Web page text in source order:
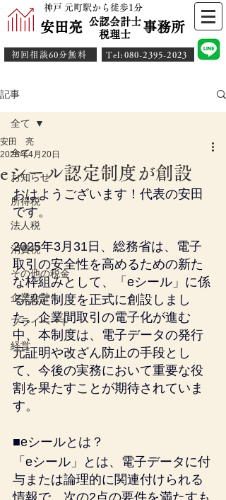
神戸 元町駅から徒歩1分
安田亮 事務所
公認会計士
​税理士
初回相談60分無料 ​Tel:080-2395-2023
記事
全て
お知らせ
所得税
法人税
消費税
その他の税金
企業会計
プライベート
経営
全て
eシール認定制度が創設
安田 亮
2025年4月20日
おはようございます！代表の安田
です。
2025年3月31日、総務省は、電子
取引の安全性を高めるための新た
な枠組みとして、「eシール」に係
る認定制度を正式に創設しまし
た。企業間取引の電子化が進む
中、本制度は、電子データの発行
元証明や改ざん防止の手段とし
て、今後の実務において重要な役
割を果たすことが期待されていま
す。
■eシールとは？
「eシール」とは、電子データに付
与または論理的に関連付けられる
情報で、次の2点の要件を満たすも